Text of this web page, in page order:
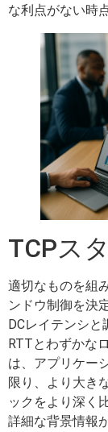
な利点がない時
TCPス
適切なものを組
ンドウ制御を決
DCレイテンシ
RTTとわずかな
は、アプリケー
限り、より大き
ックをより深く
詳細な背景情報